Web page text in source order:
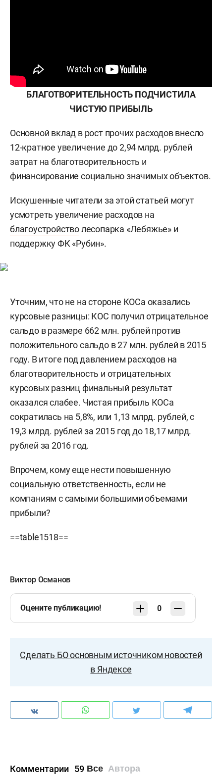
БЛАГОТВОРИТЕЛЬНОСТЬ ПОДЧИСТИЛА
ЧИСТУЮ ПРИБЫЛЬ
Основной вклад в рост прочих расходов внесло
12-кратное увеличение до 2,94 млрд. рублей
затрат на благотворительность и
финансирование социально значимых объектов.
Искушенные читатели за этой статьей могут
усмотреть увеличение расходов на
благоустройстволесопарка «Лебяжье» и
поддержку ФК «Рубин».
Уточним, что не на стороне КОСа оказались
курсовые разницы: КОС получил отрицательное
сальдо в размере 662 млн. рублей против
положительного сальдо в 27 млн. рублей в 2015
году. В итоге под давлением расходов на
благотворительность и отрицательных
курсовых разниц финальный результат
оказался слабее. Чистая прибыль КОСа
сократилась на 5,8%, или 1,13 млрд. рублей, с
19,3 млрд. рублей за 2015 год до 18,17 млрд.
рублей за 2016 год.
Впрочем, кому еще нести повышенную
социальную ответственность, если не
компаниям с самыми большими объемами
прибыли?
==table1518==
Виктор Османов
Оцените публикацию! 0
Сделать БО основным источником новостей
в Яндексе
Комментарии 59 Все Автора